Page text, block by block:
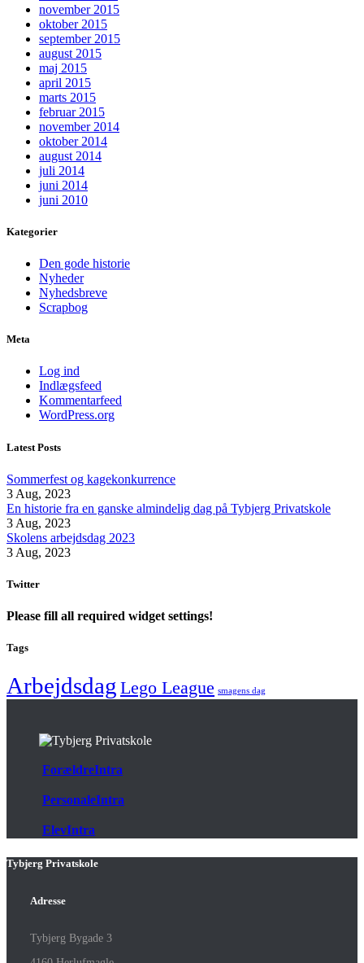
november 2015
oktober 2015
september 2015
august 2015
maj 2015
april 2015
marts 2015
februar 2015
november 2014
oktober 2014
august 2014
juli 2014
juni 2014
juni 2010
Kategorier
Den gode historie
Nyheder
Nyhedsbreve
Scrapbog
Meta
Log ind
Indlægsfeed
Kommentarfeed
WordPress.org
Latest Posts
Sommerfest og kagekonkurrence
3 Aug, 2023
En historie fra en ganske almindelig dag på Tybjerg Privatskole
3 Aug, 2023
Skolens arbejdsdag 2023
3 Aug, 2023
Twitter
Please fill all required widget settings!
Tags
Arbejdsdag Lego League smagens dag
ForældreIntra
PersonaleIntra
ElevIntra
Tybjerg Privatskole
Adresse
Tybjerg Bygade 3